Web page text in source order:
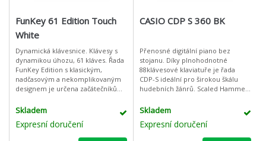
FunKey 61 Edition Touch
White
Dynamická klávesnice. Klávesy s
dynamikou úhozu, 61 kláves. Řada
FunKey Edition s klasickým,
nadčasovým a nekomplikovaným
designem je určena začátečníkům,
nabízí klaviaturu s dynamik
Skladem
Expresní doručení
CASIO CDP S 360 BK
Přenosné digitální piano bez
stojanu. Díky plnohodnotné
88klávesové klaviatuře je řada
CDP-S ideální pro širokou škálu
hudebních žánrů. Scaled Hammer
klaviatury, který dává podobný
Skladem
Expresní doručení